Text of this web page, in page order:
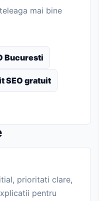
mai bine
Bucuresti
SEO gratuit
prioritati clare,
pentru